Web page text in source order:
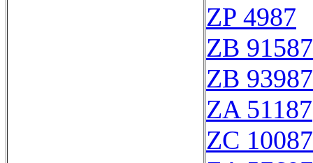
ZP 4987
ZB 91587
ZB 93987
ZA 51187
ZC 10087